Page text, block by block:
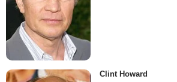
Clint Howard